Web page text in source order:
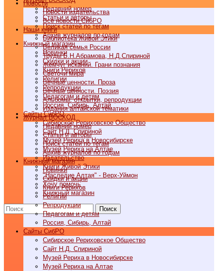
Недавний номер
Статьи и авторы
Поиск статей по тегам
Архив журналов по годам
Книжный магазин
Новинки
Скидки и акции
Книги Рерихов
Религии
Репродукции
Педагогам и детям
Россия, Сибирь, Алтай
Cайты СибРО
Сибирское Рериховское Общество
Сайт Н.Д. Спириной
Музей Рериха в Новосибирске
Музей Рериха на Алтае
Издательство
Книги Живой Этики
"Наследие Алтая" - Верх-Уймон
Хочу помочь
Книжный магазин
Поиск
Новости
Новости издательства
Все новости СибРО
Наши книги
Библиотека Живой Этики
Великая семья России
Труды Б.Н.Абрамова, Н.Д.Спириной
Жемчуг исканий. Грани познания
Светочи мира
Вечные ценности. Проза
Вечные ценности. Поэзия
Альбомы, открытки, репродукции
Издания алтайской тематики
Журнал ВОСХОД
Недавний номер
Статьи и авторы
Поиск статей по тегам
Архив журналов по годам
Книжный магазин
Новинки
Скидки и акции
Книги Рерихов
Религии
Репродукции
Педагогам и детям
Россия, Сибирь, Алтай
Cайты СибРО
Сибирское Рериховское Общество
Сайт Н.Д. Спириной
Музей Рериха в Новосибирске
Музей Рериха на Алтае